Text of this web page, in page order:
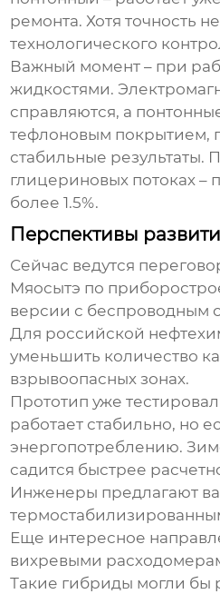
ремонта. Хотя точность
технологического
Важный момент – при
жидкостями.
справляются, а
тефлоновым покрытием,
стабильные результаты.
глицериновых потоках –
более 1.5%.
Перспективы
Сейчас ведутся
Мяосытэ по
версии с беспроводным
Для российской
уменьшить количество
взрывоопасных зонах.
Прототип уже
работает стабильно, но
энергопотреблению.
садится быстрее
Инженеры предлагают
Еще интересное
вихревыми
Такие гибриды могли бы